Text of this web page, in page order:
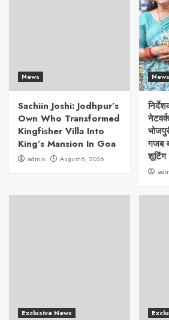
News
Sachiin Joshi: Jodhpur’s
Own Who Transformed
Kingfisher Villa Into
King’s Mansion In Goa
admin August 6, 2026
News
गजब
Exclusive News